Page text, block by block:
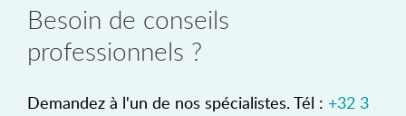
Besoin de conseils
professionnels ?
Demandez à l'un de nos spécialistes. Tél : +32 3